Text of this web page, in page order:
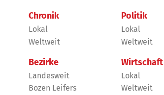
Chronik
Lokal
Weltweit
Bezirke
Landesweit
Bozen Leifers
Politik
Lokal
Weltweit
Wirtschaft
Lokal
Weltweit